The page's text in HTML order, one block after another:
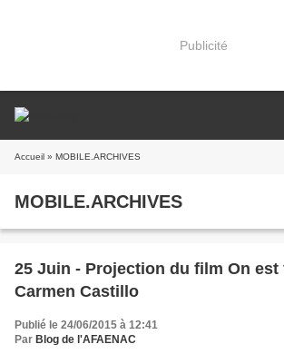
Publicité
Accueil » MOBILE.ARCHIVES
MOBILE.ARCHIVES
25 Juin - Projection du film On est
Carmen Castillo
Publié le 24/06/2015 à 12:41
Par Blog de l'AFAENAC